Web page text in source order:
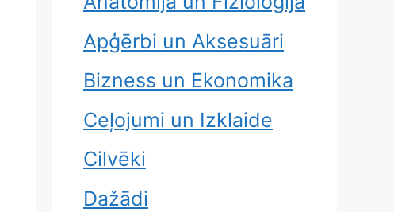
Apģērbi un Aksesuāri
Bizness un Ekonomika
Ceļojumi un Izklaide
Cilvēki
Dažādi